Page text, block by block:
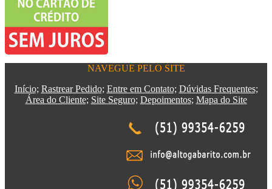
NAVEGUE PELO SITE
Início; Rastrear Pedido; Entre em Contato; Dúvidas Frequentes;
Área do Cliente; Site Seguro; Depoimentos; Mapa do Site